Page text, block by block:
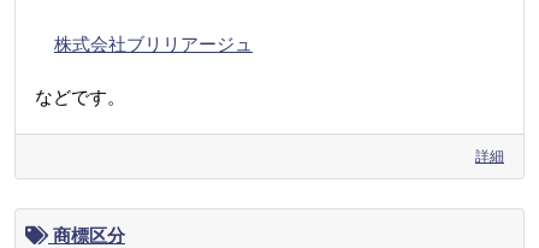
株式会社ブリリアージュ
などです。
詳細
商標区分